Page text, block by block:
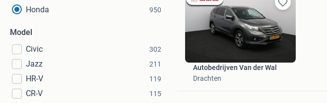
Honda
950
Model
Civic
302
Jazz 211
HR-V 119
CR-V 115
Bewaren
in
Mijn
Favorieten
Autobedrijven Van der Wal
Drachten